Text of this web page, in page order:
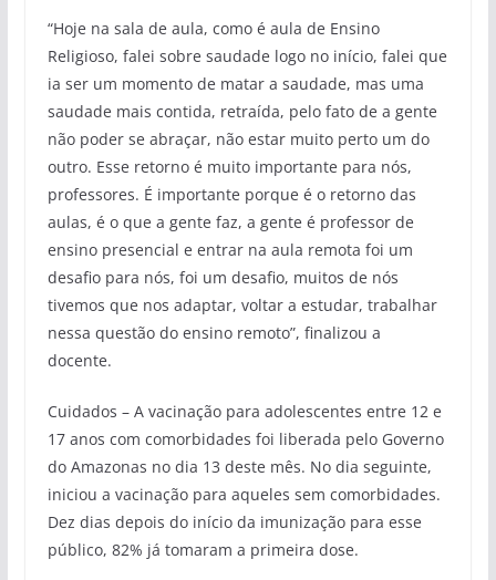
“Hoje na sala de aula, como é aula de Ensino
Religioso, falei sobre saudade logo no início, falei que
ia ser um momento de matar a saudade, mas uma
saudade mais contida, retraída, pelo fato de a gente
não poder se abraçar, não estar muito perto um do
outro. Esse retorno é muito importante para nós,
professores. É importante porque é o retorno das
aulas, é o que a gente faz, a gente é professor de
ensino presencial e entrar na aula remota foi um
desafio para nós, foi um desafio, muitos de nós
tivemos que nos adaptar, voltar a estudar, trabalhar
nessa questão do ensino remoto”, finalizou a
docente.
Cuidados – A vacinação para adolescentes entre 12 e
17 anos com comorbidades foi liberada pelo Governo
do Amazonas no dia 13 deste mês. No dia seguinte,
iniciou a vacinação para aqueles sem comorbidades.
Dez dias depois do início da imunização para esse
público, 82% já tomaram a primeira dose.